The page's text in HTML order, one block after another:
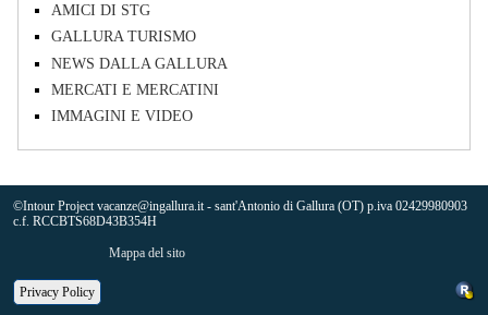
AMICI DI STG
GALLURA TURISMO
NEWS DALLA GALLURA
MERCATI E MERCATINI
IMMAGINI E VIDEO
©Intour Project vacanze@ingallura.it - sant'Antonio di Gallura (OT) p.iva 02429980903
c.f. RCCBTS68D43B354H
Mappa del sito
Privacy Policy